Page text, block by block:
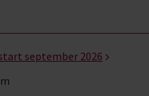
september 2026